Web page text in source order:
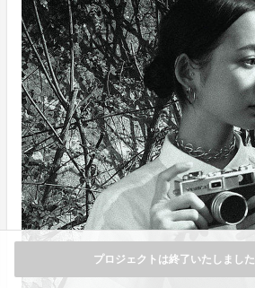
プロジェクトは終了いたしました